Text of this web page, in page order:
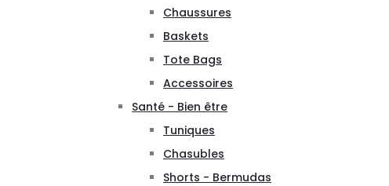
Chaussures
Baskets
Tote Bags
Accessoires
Santé - Bien être
Tuniques
Chasubles
Shorts - Bermudas